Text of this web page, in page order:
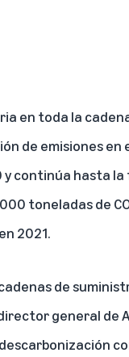
en toda la
de emisiones
continúa hasta
toneladas de
2021.
de
general de